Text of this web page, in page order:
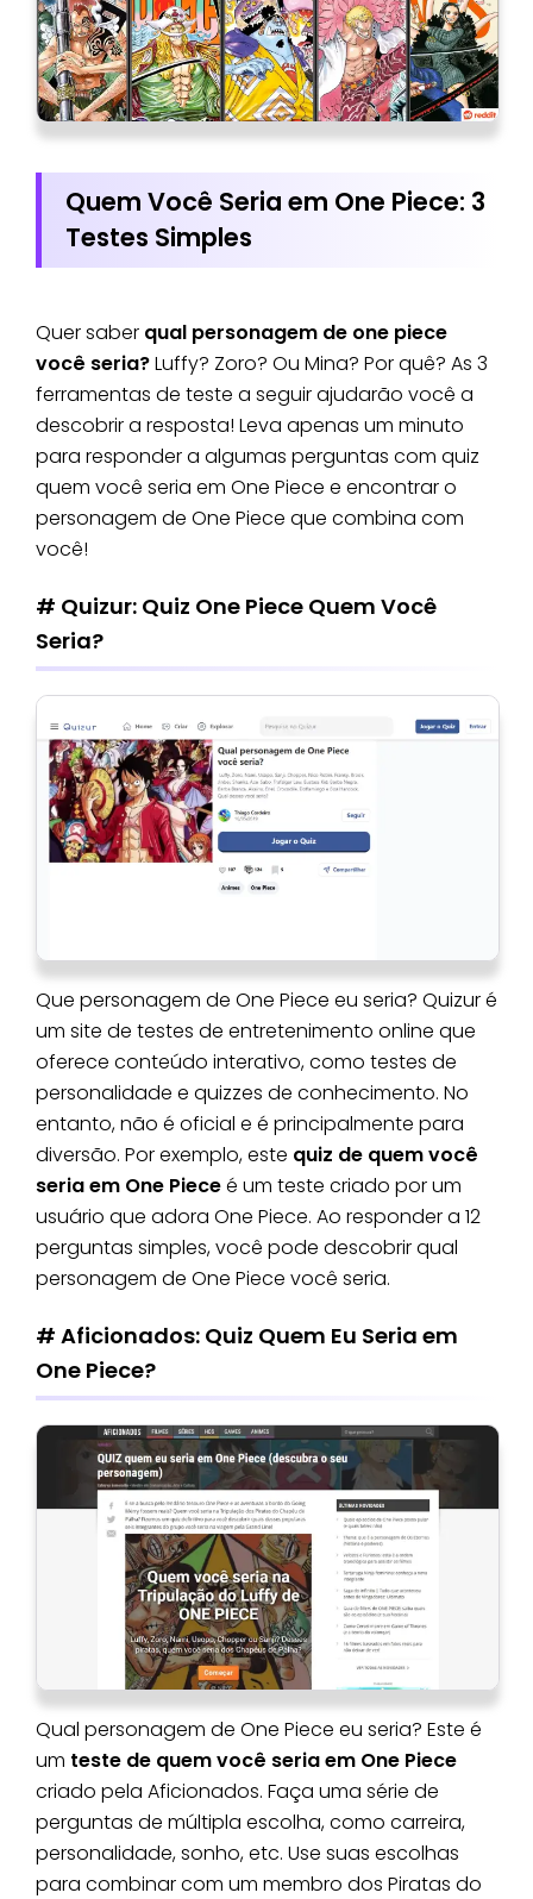
Quem Você Seria em One Piece: 3
Testes Simples
Quer saber qual personagem de one piece
você seria?Luffy? Zoro? Ou Mina? Por quê? As 3
ferramentas de teste a seguir ajudarão você a
descobrir a resposta! Leva apenas um minuto
para responder a algumas perguntas com quiz
quem você seria em One Piece e encontrar o
personagem de One Piece que combina com
você!
# Quizur: Quiz One Piece Quem Você
Seria?
Que personagem de One Piece eu seria? Quizur é
um site de testes de entretenimento online que
oferece conteúdo interativo, como testes de
personalidade e quizzes de conhecimento. No
entanto, não é oficial e é principalmente para
diversão. Por exemplo, este quiz de quem você
seria em One Pieceé um teste criado por um
usuário que adora One Piece. Ao responder a 12
perguntas simples, você pode descobrir qual
personagem de One Piece você seria.
# Aficionados: Quiz Quem Eu Seria em
One Piece?
Qual personagem de One Piece eu seria? Este é
um teste de quem você seria em One Piece
criado pela Aficionados. Faça uma série de
perguntas de múltipla escolha, como carreira,
personalidade, sonho, etc. Use suas escolhas
para combinar com um membro dos Piratas do